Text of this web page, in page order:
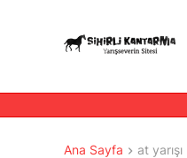
Ana Sayfa at